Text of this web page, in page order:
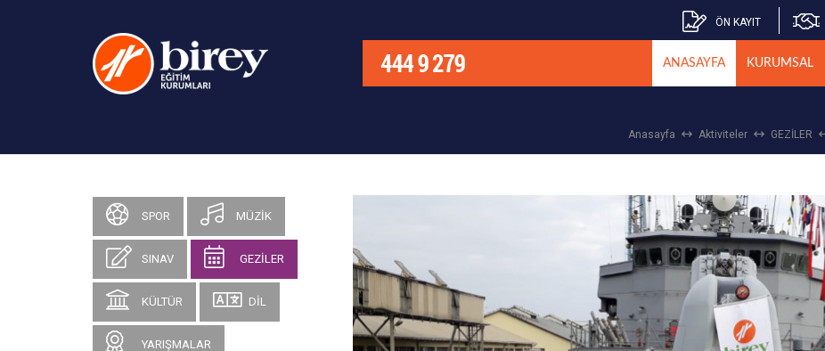
ÖN KAYIT
ANASAYFA KURUMSAL
Anasayfa Aktiviteler GEZİLER
SPOR MÜZİK
SINAV GEZİLER
KÜLTÜR DİL
YARIŞMALAR